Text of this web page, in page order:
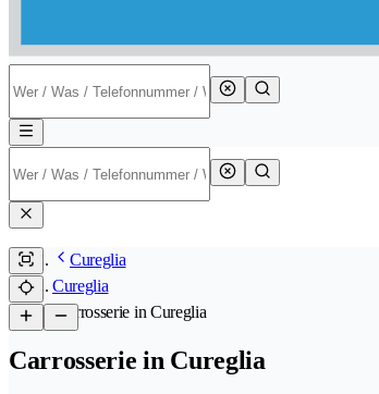
Cureglia
Cureglia
/Carrosserie in Cureglia
Carrosserie in Cureglia